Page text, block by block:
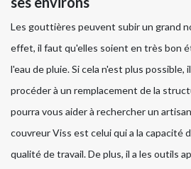
Les gouttières peuvent subir un grand
effet, il faut qu'elles soient en très bon
l'eau de pluie. Si cela n'est plus possible,
procéder à un remplacement de la
pourra vous aider à rechercher un
couvreur Viss est celui qui a la capacité
qualité de travail. De plus, il a les outils